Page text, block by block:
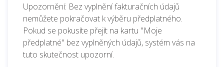
Upozornění: Bez vyplnění fakturačních údajů
nemůžete pokračovat k výběru předplatného.
Pokud se pokusíte přejít na kartu "Moje
předplatné" bez vyplněných údajů, systém vás na
tuto skutečnost upozorní.